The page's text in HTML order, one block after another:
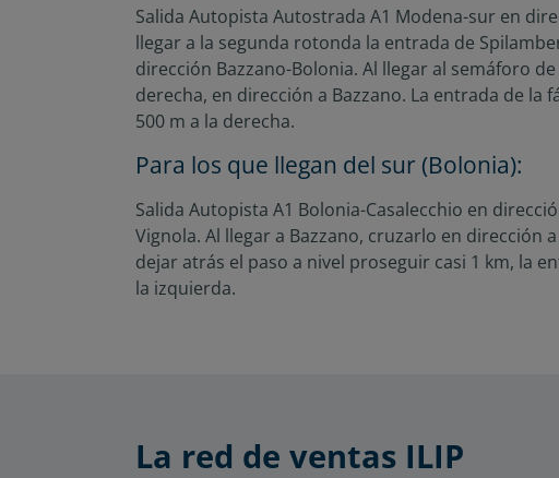
Salida Autopista Autostrada A1 Modena-sur en
llegar a la segunda rotonda la entrada de
dirección Bazzano-Bolonia. Al llegar al semáforo
derecha, en dirección a Bazzano. La entrada de la
500 m a la derecha.
Para los que llegan del sur (Bolonia):
Salida Autopista A1 Bolonia-Casalecchio en
Vignola. Al llegar a Bazzano, cruzarlo en dirección
dejar atrás el paso a nivel proseguir casi 1 km, la
la izquierda.
La red de ventas ILIP